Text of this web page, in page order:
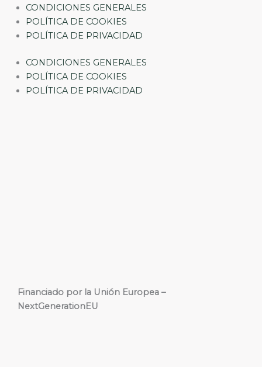
CONDICIONES GENERALES
POLÍTICA DE COOKIES
POLÍTICA DE PRIVACIDAD
CONDICIONES GENERALES
POLÍTICA DE COOKIES
POLÍTICA DE PRIVACIDAD
Financiado por la Unión Europea –
NextGenerationEU